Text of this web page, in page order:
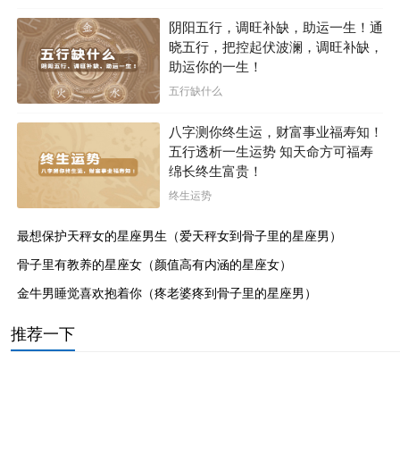
品质传递给了周围的人，使世界变得更美好。
阴阳五行，调旺补缺，助运一生！通
晓五行，把控起伏波澜，调旺补缺，
助运你的一生！
五行缺什么
八字测你终生运，财富事业福寿知！
五行透析一生运势 知天命方可福寿
绵长终生富贵！
终生运势
最想保护天秤女的星座男生（爱天秤女到骨子里的星座男）
骨子里有教养的星座女（颜值高有内涵的星座女）
金牛男睡觉喜欢抱着你（疼老婆疼到骨子里的星座男）
推荐一下